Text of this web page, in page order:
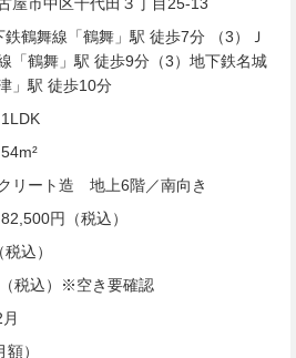
鉄鶴舞線「鶴舞」駅 徒歩7分 （3）Ｊ
「鶴舞」駅 徒歩9分（3）地下鉄名城
」駅 徒歩10分
リート造 地上6階／南向き
円（税込）
込）
税込）※空き要確認
）